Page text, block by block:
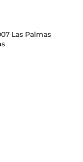
Las Palmas